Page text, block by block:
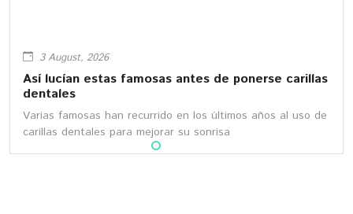
3 August, 2026
Así lucían estas famosas antes de ponerse carillas
dentales
Varias famosas han recurrido en los últimos años al uso de
carillas dentales para mejorar su sonrisa